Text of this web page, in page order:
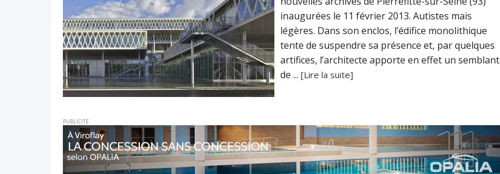
inaugurées le 11 février 2013. Autistes mais
légères. Dans son enclos, l’édifice monolithique
tente de suspendre sa présence et, par quelques
artifices, l’architecte apporte en effet un semblant
de ... [Lire la suite]
PUBLICITE